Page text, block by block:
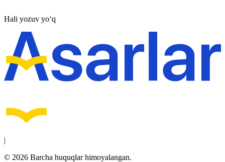
Hali yozuv yo‘q
|
© 2026 Barcha huquqlar himoyalangan.